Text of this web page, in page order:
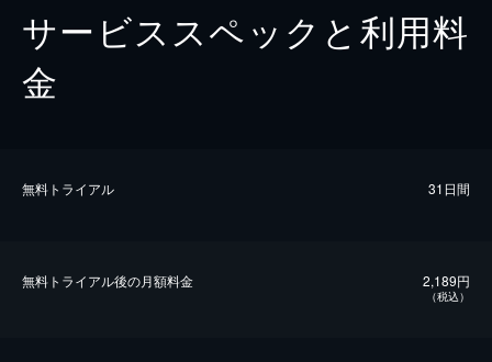
サービススペックと利用料
金
無料トライアル 31日間
無料トライアル後の⽉額料金 2,189円
（税込）